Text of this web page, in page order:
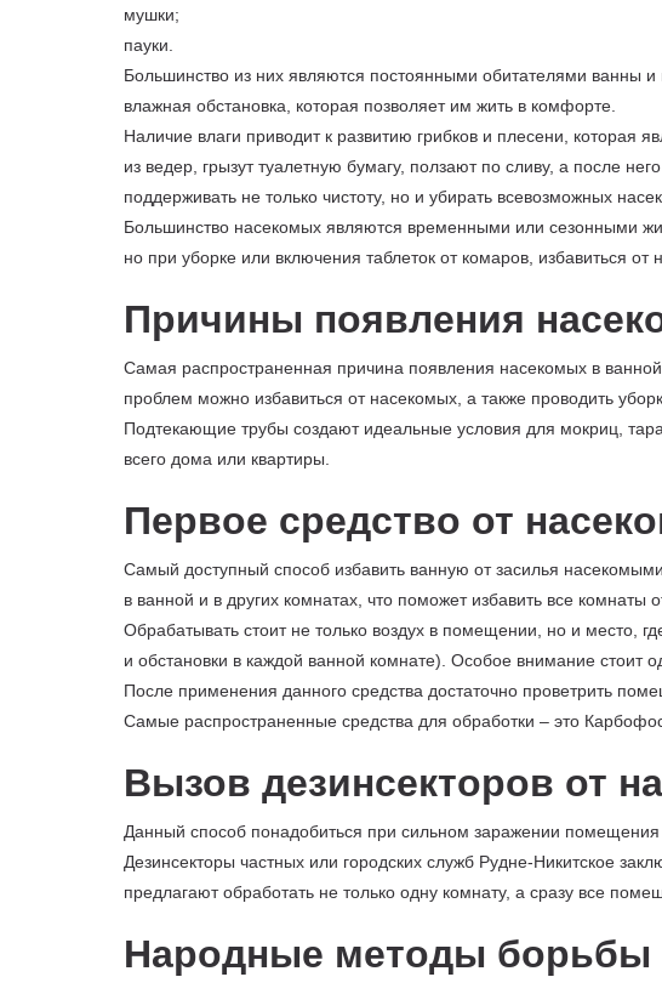
мушки;
пауки.
Большинство из них являются постоянными обитателями ванны
влажная обстановка, которая позволяет им жить в комфорте.
Наличие влаги приводит к развитию грибков и плесени, которая
из ведер, грызут туалетную бумагу, ползают по сливу, а после
поддерживать не только чистоту, но и убирать всевозможных
Большинство насекомых являются временными или сезонными
но при уборке или включения таблеток от комаров, избавиться от
Причины появления
Самая распространенная причина появления насекомых в
проблем можно избавиться от насекомых, а также проводить
Подтекающие трубы создают идеальные условия для мокриц,
всего дома или квартиры.
Первое средство от
Самый доступный способ избавить ванную от засилья
в ванной и в других комнатах, что поможет избавить все комнаты
Обрабатывать стоит не только воздух в помещении, но и место,
и обстановки в каждой ванной комнате). Особое внимание стоит
После применения данного средства достаточно проветрить
Самые распространенные средства для обработки – это
Вызов дезинсекторов от
Данный способ понадобиться при сильном заражении
Дезинсекторы частных или городских служб Рудне-Никитское
предлагают обработать не только одну комнату, а сразу все
Народные методы борьбы